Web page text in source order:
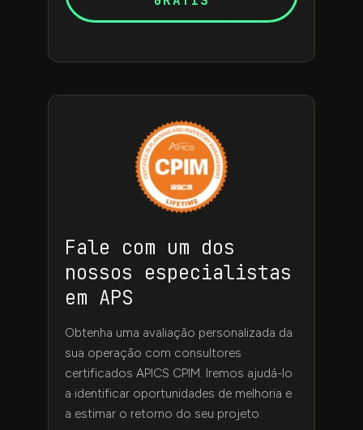
Fale com um dos
nossos especialistas
em APS
Obtenha uma avaliação personalizada da
sua operação com consultores
certificados APICS CPIM. Iremos ajudá-lo
a identificar oportunidades de melhoria e
a estimar o retorno do seu projeto.